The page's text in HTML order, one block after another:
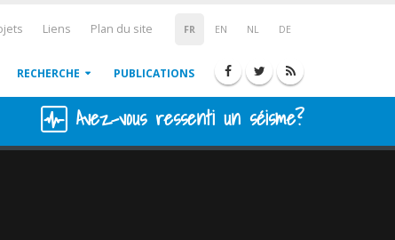
FR EN NL DE
Liens Plan du site
RECHERCHE PUBLICATIONS
Avez-vous ressenti un séisme?